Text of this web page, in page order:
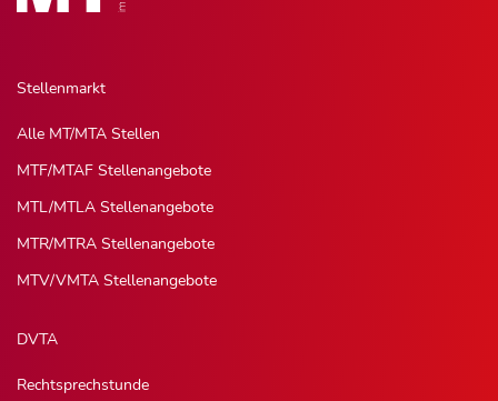
Stellenmarkt
Alle MT/MTA Stellen
MTF/MTAF Stellenangebote
MTL/MTLA Stellenangebote
MTR/MTRA Stellenangebote
MTV/VMTA Stellenangebote
DVTA
Rechtsprechstunde